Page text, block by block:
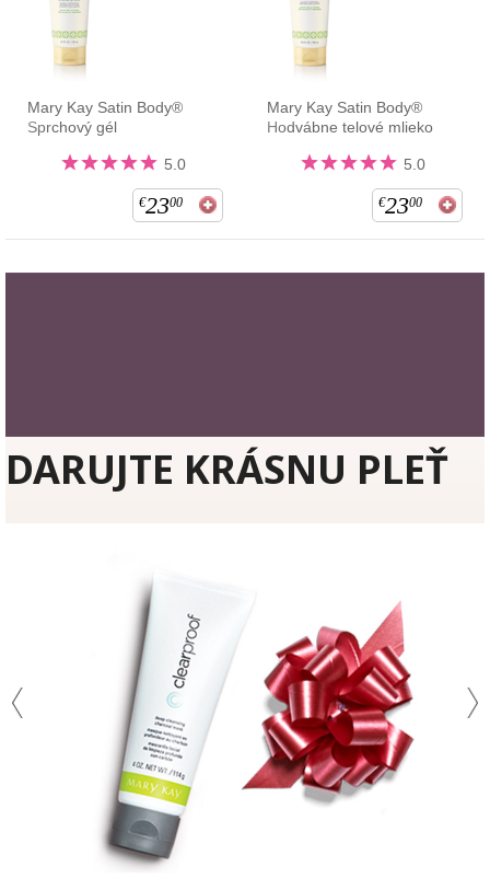
Mary Kay Satin Body®
Sprchový gél
5.0
€2300
Mary Kay Satin Body®
Hodvábne telové mlieko
5.0
€2300
DARUJTE KRÁSNU PLEŤ